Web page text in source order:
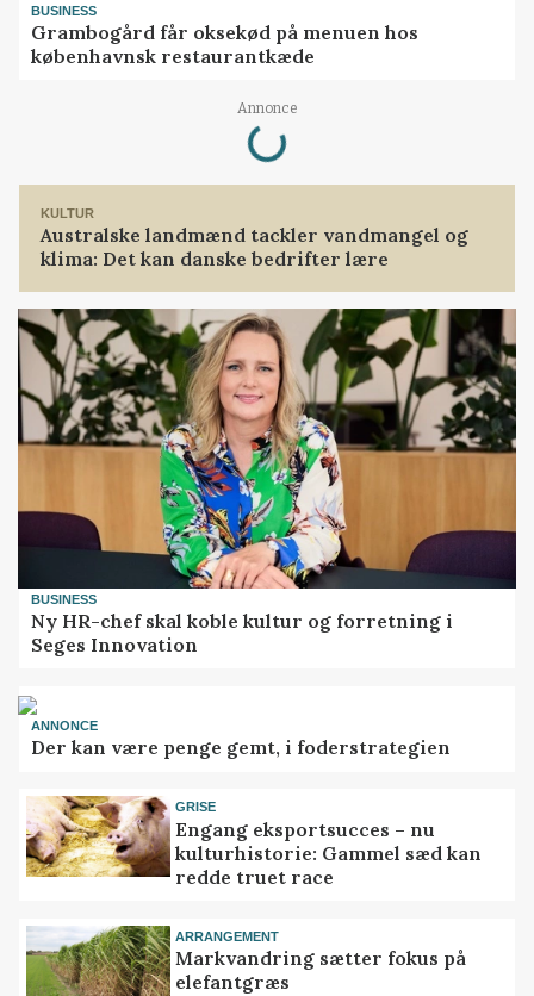
BUSINESS
Grambogård får oksekød på menuen hos
københavnsk restaurantkæde
Annonce
Loading...
KULTUR
Australske landmænd tackler vandmangel og
klima: Det kan danske bedrifter lære
BUSINESS
Ny HR-chef skal koble kultur og forretning i
Seges Innovation
ANNONCE
Der kan være penge gemt, i foderstrategien
GRISE
Engang eksportsucces – nu
kulturhistorie: Gammel sæd kan
redde truet race
ARRANGEMENT
Markvandring sætter fokus på
elefantgræs